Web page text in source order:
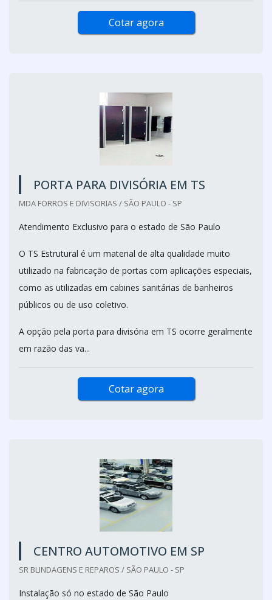
Cotar agora
PORTA PARA DIVISÓRIA EM TS
MDA FORROS E DIVISORIAS / SÃO PAULO - SP
Atendimento Exclusivo para o estado de São Paulo
O TS Estrutural é um material de alta qualidade muito
utilizado na fabricação de portas com aplicações especiais,
como as utilizadas em cabines sanitárias de banheiros
públicos ou de uso coletivo.
A opção pela porta para divisória em TS ocorre geralmente
em razão das va...
Cotar agora
CENTRO AUTOMOTIVO EM SP
SR BLINDAGENS E REPAROS / SÃO PAULO - SP
Instalação só no estado de São Paulo